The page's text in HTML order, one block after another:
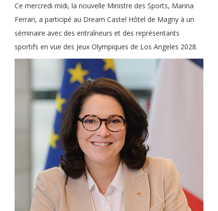
Ce mercredi midi, la nouvelle Ministre des Sports, Marina
Ferrari, a participé au Dream Castel Hôtel de Magny à un
séminaire avec des entraîneurs et des représentants
sportifs en vue des Jeux Olympiques de Los Angeles 2028.